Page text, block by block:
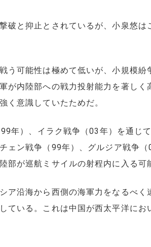
と抑止とされているが、小泉悠は
可能性は極めて低いが、小規模紛
が内陸部への戦力投射能力を著しく
く意識していたためだ。
年）、イラク戦争（03年）を通じ
ェン戦争（99年）、グルジア戦争（
が巡航ミサイルの射程内に入る可
沿海から西側の海軍力をなるべく
ている。これは中国が西太平洋に